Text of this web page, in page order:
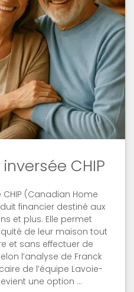
CHIP
CHIP (Canadian Home
financier destiné aux
et plus. Elle permet
de leur maison tout
et sans effectuer de
l’analyse de Franck
de l’équipe Lavoie-
une option …